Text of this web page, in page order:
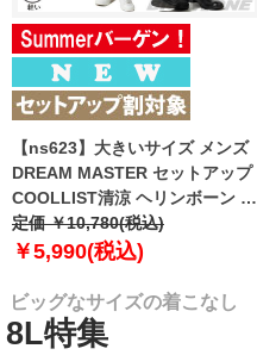
【ns623】大きいサイズ メンズ
DREAM MASTER セットアップ
COOLLIST清涼 ヘリンボーン ス
トレッチ パンツ 軽量 ウォッシャ
ブル スマリラ 春夏新作
定価 ￥10,780(税込)
￥5,990(税込)
ビッグなサイズの着こなし
8L特集